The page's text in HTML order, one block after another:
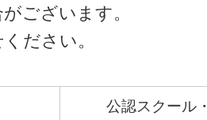
ございます。
ださい。
公認スクール・